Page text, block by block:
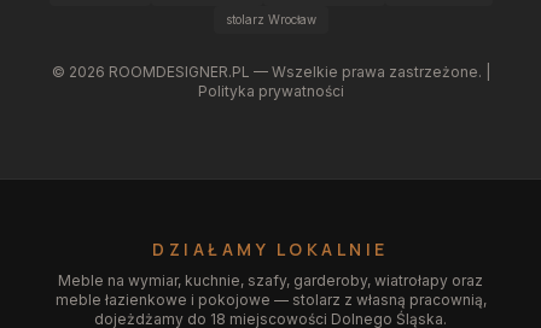
stolarz Wrocław
© 2026 ROOMDESIGNER.PL — Wszelkie prawa zastrzeżone. |
Polityka prywatności
DZIAŁAMY LOKALNIE
Meble na wymiar, kuchnie, szafy, garderoby, wiatrołapy oraz
meble łazienkowe i pokojowe — stolarz z własną pracownią,
dojeżdżamy do 18 miejscowości Dolnego Śląska.